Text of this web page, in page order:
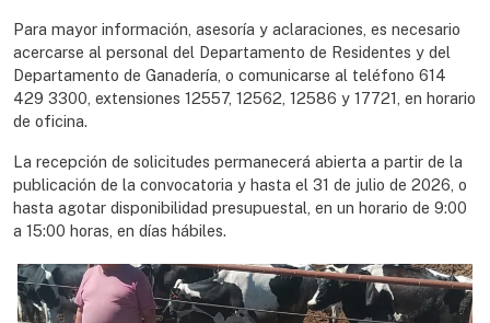
Para mayor información, asesoría y aclaraciones, es necesario
acercarse al personal del Departamento de Residentes y del
Departamento de Ganadería, o comunicarse al teléfono 614
429 3300, extensiones 12557, 12562, 12586 y 17721, en horario
de oficina.
La recepción de solicitudes permanecerá abierta a partir de la
publicación de la convocatoria y hasta el 31 de julio de 2026, o
hasta agotar disponibilidad presupuestal, en un horario de 9:00
a 15:00 horas, en días hábiles.